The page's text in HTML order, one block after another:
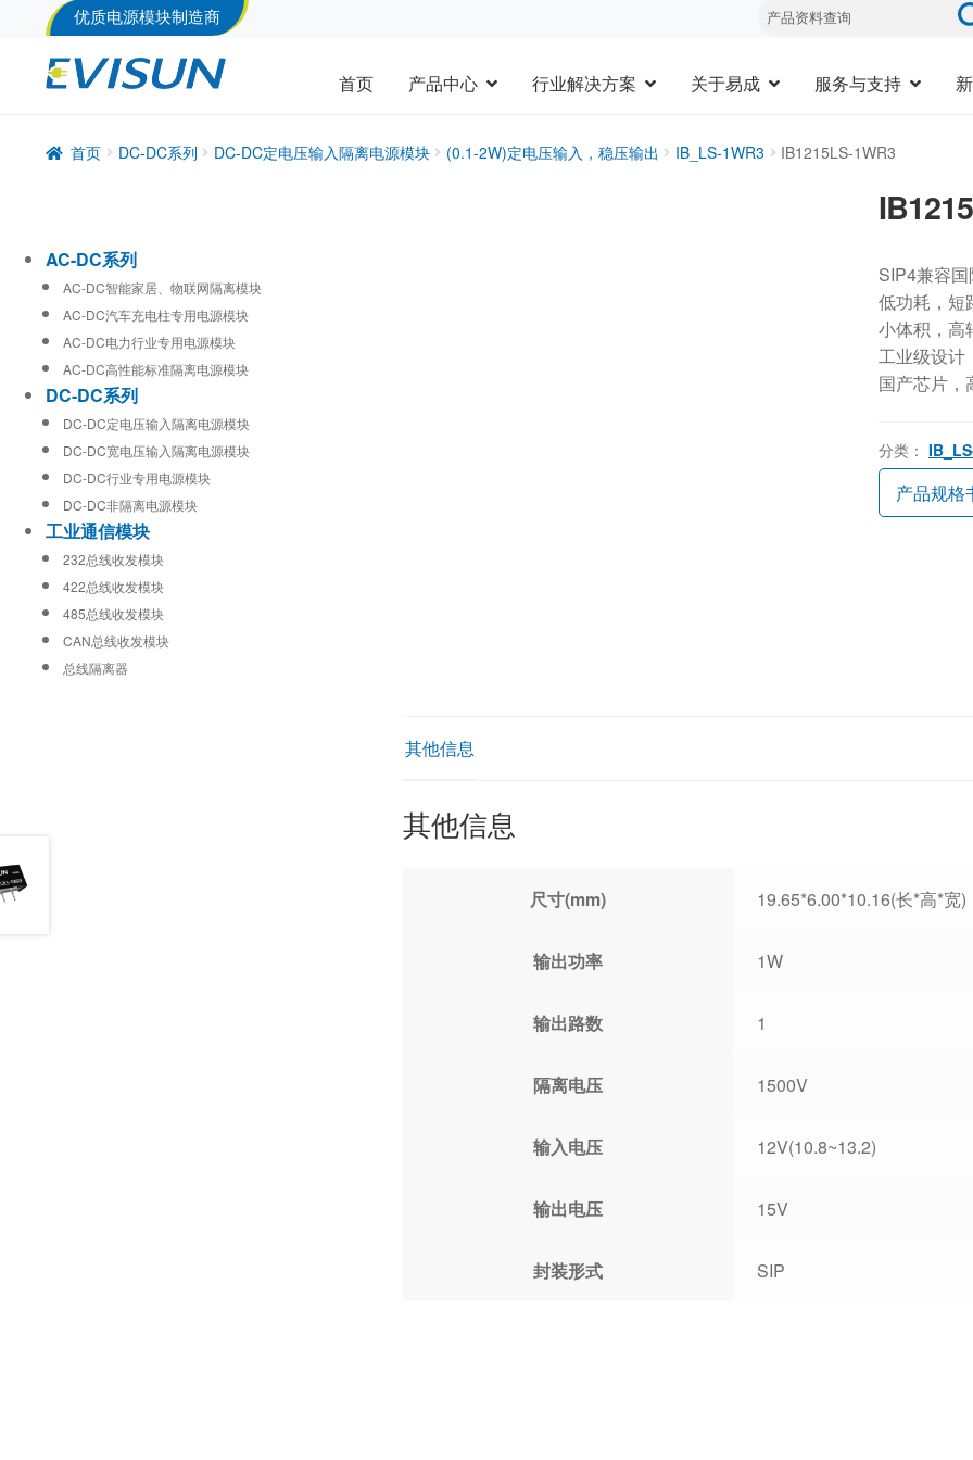
优质电源模块制造商
首页 产品中心 行业解决方案 关于易成 服务与支持
首页 DC-DC系列 DC-DC定电压输入隔离电源模块 (0.1-2W)定电压输入，稳压输出 IB_LS-1WR3 IB1215LS-1WR3
SIP4兼容
低功耗，短
小体积，高
工业级设计
国产芯片，
分类：
产品规格
其他信息
其他信息
尺寸(mm) 19.65*6.00*10.16(长*高*宽)
输出功率 1W
输出路数 1
隔离电压 1500V
输入电压 12V(10.8~13.2)
输出电压 15V
封装形式 SIP
AC-DC系列
AC-DC智能家居、物联网隔离模块
AC-DC汽车充电柱专用电源模块
AC-DC电力行业专用电源模块
AC-DC高性能标准隔离电源模块
DC-DC系列
DC-DC定电压输入隔离电源模块
DC-DC宽电压输入隔离电源模块
DC-DC行业专用电源模块
DC-DC非隔离电源模块
工业通信模块
232总线收发模块
422总线收发模块
485总线收发模块
CAN总线收发模块
总线隔离器